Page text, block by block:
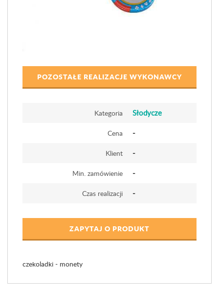
POZOSTAŁE REALIZACJE WYKONAWCY
Kategoria Słodycze
Cena -
Klient -
Min. zamówienie -
Czas realizacji -
ZAPYTAJ O PRODUKT
czekoladki - monety